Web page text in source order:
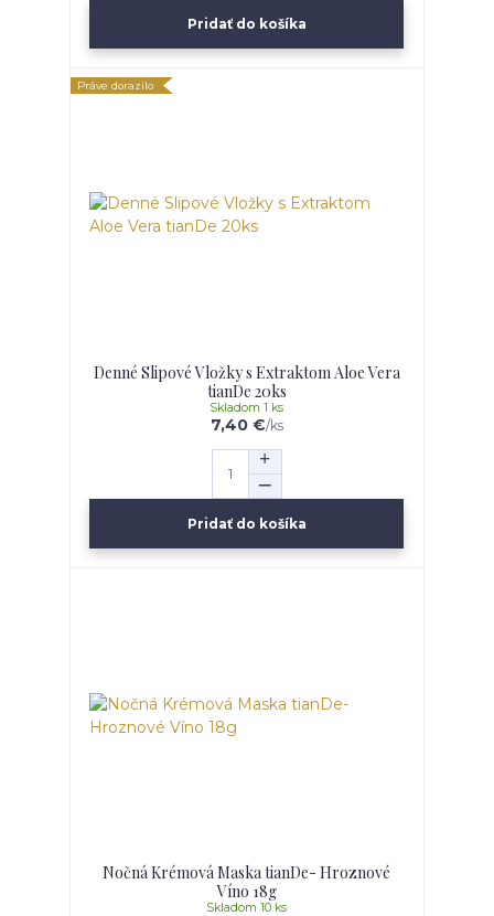
Pridať do košíka
Práve dorazilo
Denné Slipové Vložky s Extraktom Aloe Vera
tianDe 20ks
7,40 €/ks
Skladom 1 ks
Pridať do košíka
Nočná Krémová Maska tianDe- Hroznové
Víno 18g
Skladom 10 ks